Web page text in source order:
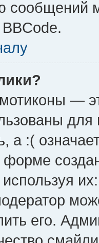
сообщений
—
а :(
форме
его.